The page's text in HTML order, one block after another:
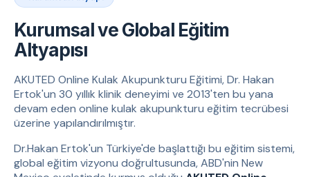
Kurumsal ve Global Eğitim
Altyapısı
AKUTED Online Kulak Akupunkturu Eğitimi, Dr. Hakan
Ertok'un 30 yıllık klinik deneyimi ve 2013'ten bu yana
devam eden online kulak akupunkturu eğitim tecrübesi
üzerine yapılandırılmıştır.
Dr.Hakan Ertok'un Türkiye'de başlattığı bu eğitim sistemi,
global eğitim vizyonu doğrultusunda, ABD'nin New